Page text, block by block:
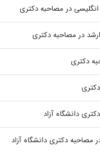
در مصاحبه دکتری
ارشد در مصاحبه دکتری
دکتری
دانشگاه آزاد
مصاحبه دکتری دانشگاه آزاد